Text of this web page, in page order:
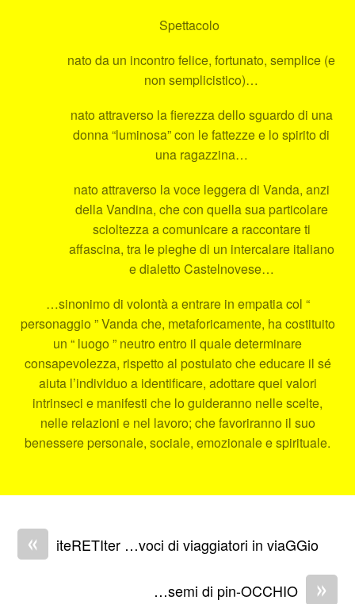
Spettacolo
nato da un incontro felice, fortunato, semplice (e
non semplicistico)…
nato attraverso la fierezza dello sguardo di una
donna “luminosa” con le fattezze e lo spirito di
una ragazzina…
nato attraverso la voce leggera di Vanda, anzi
della Vandina, che con quella sua particolare
scioltezza a comunicare a raccontare ti
affascina, tra le pieghe di un intercalare italiano
e dialetto Castelnovese…
…sinonimo di volontà a entrare in empatia col “
personaggio ” Vanda che, metaforicamente, ha costituito
un “ luogo ” neutro entro il quale determinare
consapevolezza, rispetto al postulato che educare il sé
aiuta l’individuo a identificare, adottare quei valori
intrinseci e manifesti che lo guideranno nelle scelte,
nelle relazioni e nel lavoro; che favoriranno il suo
benessere personale, sociale, emozionale e spirituale.
« iteRETIter …voci di viaggiatori in viaGGio
»
…semi di pin-OCCHIO